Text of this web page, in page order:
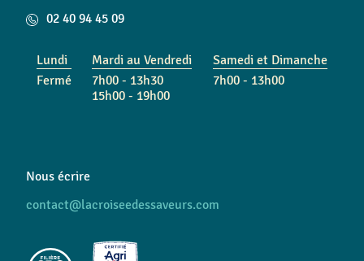
02 40 94 45 09
Lundi
Fermé
Mardi au Vendredi
7h00 - 13h30
15h00 - 19h00
Samedi et Dimanche
7h00 - 13h00
Nous écrire
contact@lacroiseedessaveurs.com